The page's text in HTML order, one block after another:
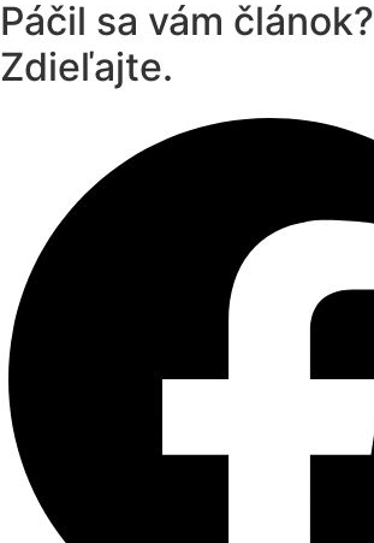
Páčil sa vám článok?
Zdieľajte.